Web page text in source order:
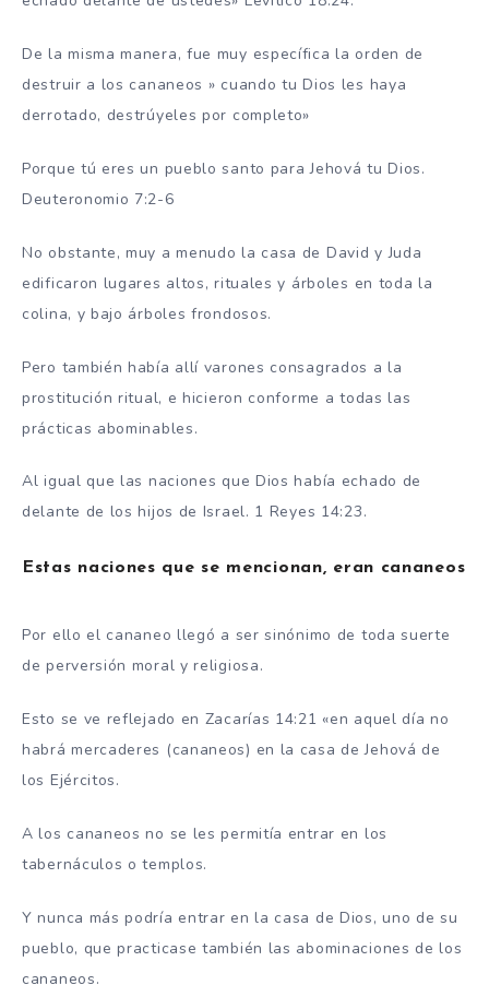
De la misma manera, fue muy específica la orden de
destruir a los cananeos » cuando tu Dios les haya
derrotado, destrúyeles por completo»
Porque tú eres un pueblo santo para Jehová tu Dios.
Deuteronomio 7:2-6
No obstante, muy a menudo la casa de David y Juda
edificaron lugares altos, rituales y árboles en toda la
colina, y bajo árboles frondosos.
Pero también había allí varones consagrados a la
prostitución ritual, e hicieron conforme a todas las
prácticas abominables.
Al igual que las naciones que Dios había echado de
delante de los hijos de Israel. 1 Reyes 14:23.
Estas naciones que se mencionan, eran cananeos
Por ello el cananeo llegó a ser sinónimo de toda suerte
de perversión moral y religiosa.
Esto se ve reflejado en Zacarías 14:21 «en aquel día no
habrá mercaderes (cananeos) en la casa de Jehová de
los Ejércitos.
A los cananeos no se les permitía entrar en los
tabernáculos o templos.
Y nunca más podría entrar en la casa de Dios, uno de su
pueblo, que practicase también las abominaciones de los
cananeos.